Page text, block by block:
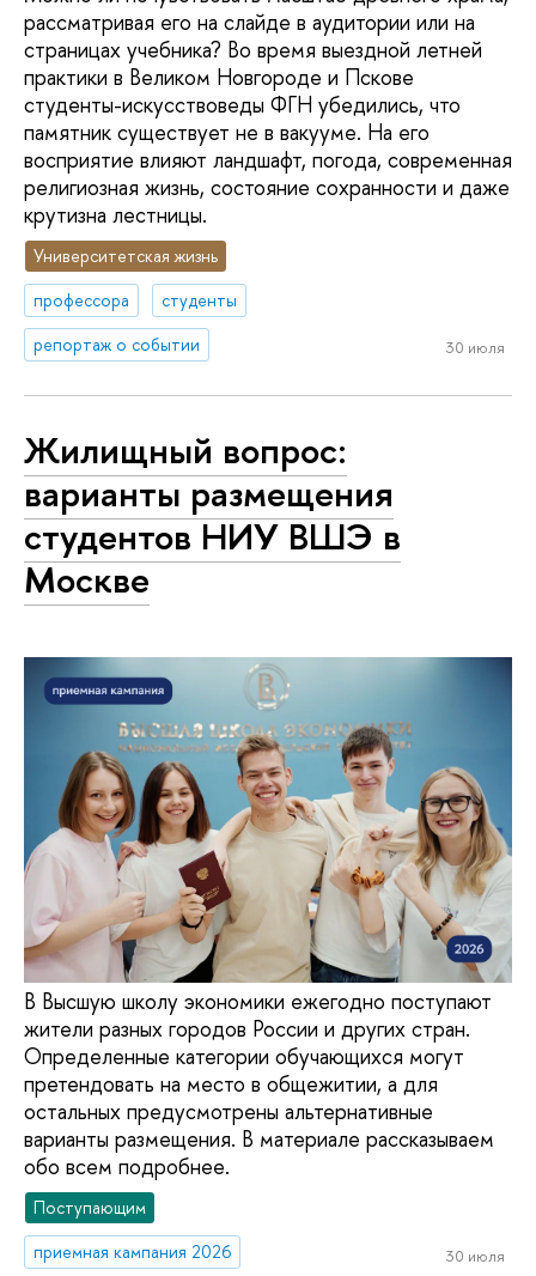
рассматривая его на слайде в аудитории или на
страницах учебника? Во время выездной летней
практики в Великом Новгороде и Пскове
студенты-искусствоведы ФГН убедились, что
памятник существует не в вакууме. На его
восприятие влияют ландшафт, погода, современная
религиозная жизнь, состояние сохранности и даже
крутизна лестницы.
Университетская жизнь
профессора
студенты
репортаж о событии
30 июля
Жилищный вопрос:
варианты размещения
студентов НИУ ВШЭ в
Москве
В Высшую школу экономики ежегодно поступают
жители разных городов России и других стран.
Определенные категории обучающихся могут
претендовать на место в общежитии, а для
остальных предусмотрены альтернативные
варианты размещения. В материале рассказываем
обо всем подробнее.
Поступающим
приемная кампания 2026
30 июля